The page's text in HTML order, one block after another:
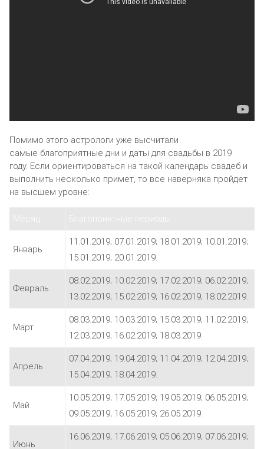
Помимо этого астрологи уже высчитали
самые благоприятные дни и даты для свадьбы в 2019
году. Если ориентироваться на такой календарь свадеб и
выполнить несколько примет, то все наверняка пройдет
на высшем уровне:
Благоприятные периоды
Январь
11.01.2019; 07.01.2019; 18.01.2019; 10.01.2019;
15.01.2019; 20.01.2019.
Февраль
08.02.2019; 10.02.2019; 17.02.2019; 06.02.2019;
13.02.2019; 15.02.2019; 16.02.2019; 18.02.2019.
Март
08.03.2019; 10.03.2019; 15.03.2019; 11.02.2019;
12.03.2019; 16.02.2019; 18.03.2019.
Апрель
07.04.2019; 19.04.2019; 11.04.2019; 12.04.2019;
15.04.2019; 18.04.2019.
Май
10.05.2019; 17.05.2019; 19.05.2019; 06.05.2019;
09.05.2019; 16.05.2019; 26.05.2019.
Июнь
16.06.2019; 17.06.2019; 05.06.2019; 07.06.2019;